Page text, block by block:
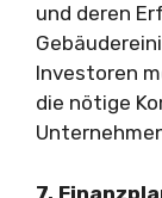
und deren
Investoren
die nötige
7.